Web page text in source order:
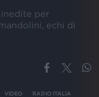
inedite per
echi di
VIDEO RADIO ITALIA